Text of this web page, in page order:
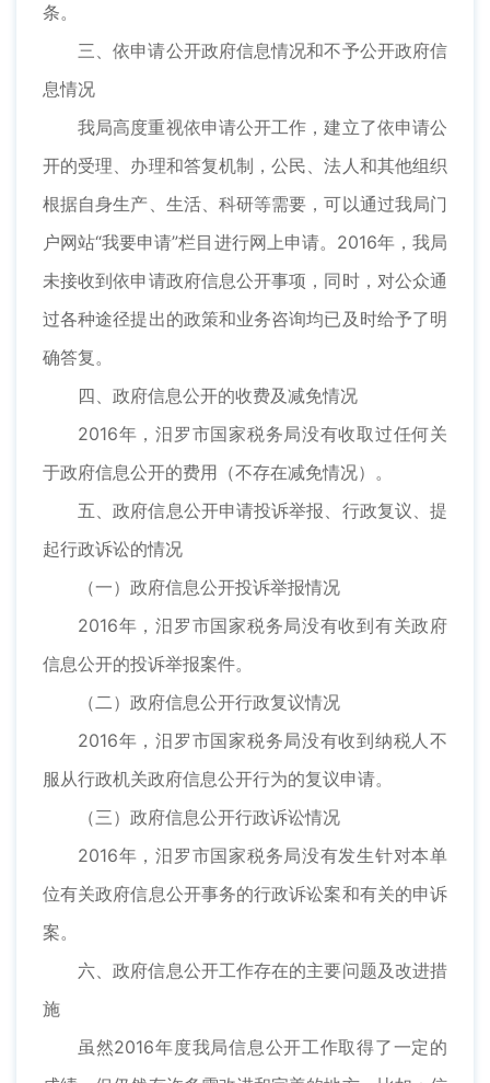
条。
三、依申请公开政府信息情况和不予公开政府信
息情况
我局高度重视依申请公开工作，建立了依申请公
开的受理、办理和答复机制，公民、法人和其他组织
根据自身生产、生活、科研等需要，可以通过我局门
户网站“我要申请”栏目进行网上申请。2016年，我局
未接收到依申请政府信息公开事项，同时，对公众通
过各种途径提出的政策和业务咨询均已及时给予了明
确答复。
四、政府信息公开的收费及减免情况
2016年，汨罗市国家税务局没有收取过任何关
于政府信息公开的费用（不存在减免情况）。
五、政府信息公开申请投诉举报、行政复议、提
起行政诉讼的情况
（一）政府信息公开投诉举报情况
2016年，汨罗市国家税务局没有收到有关政府
信息公开的投诉举报案件。
（二）政府信息公开行政复议情况
2016年，汨罗市国家税务局没有收到纳税人不
服从行政机关政府信息公开行为的复议申请。
（三）政府信息公开行政诉讼情况
2016年，汨罗市国家税务局没有发生针对本单
位有关政府信息公开事务的行政诉讼案和有关的申诉
案。
六、政府信息公开工作存在的主要问题及改进措
施
虽然2016年度我局信息公开工作取得了一定的